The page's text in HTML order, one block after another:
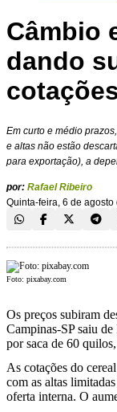
Câmbio
dando
Em curto e médio
e altas não estão
para exportação), a
por: Rafael Ribeiro
Quinta-feira, 6 de
Foto: pixabay.com
Os preços subiram
Campinas-SP saiu
por saca de 60
As cotações do
com as altas
oferta interna. O